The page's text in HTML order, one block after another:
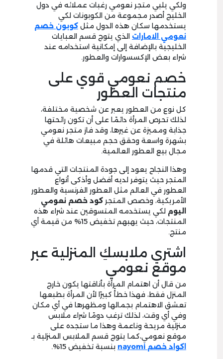
ولكي يلبي متجر نعومي رغبات عملائه في دول
الخليج أصدر مجموعة من الكوبونات لكي
يستخدمها سكان هذه الدول مثل كوبون خصم
نعومي الامارات الذي يتوج قسم العبايات
الخليجية بالإضافة إلى إمكانية استخدامه عند
شراء بعض الإكسسوارات والعطور.
خصم نعومي قوي على
منتجات العطور
كل نوع من العطور يعبر عن شخصية مختلفة،
لذلك تحرص المرأة دائمًا على أن تكون رائحتها
جذابة ومميزة عن غيرها، وقد فاز متجر نعومي
بشهرة واسعة وحقق حجم مبيعات هائلة في
مجال بيع العطور العالمية.
وهذا النجاح يعود إلى جودة المنتجات التي قدمها
المتجر حيث يتوفر لديه أفضل وأذكى أنواع
العطور في العالم مثل العطور الفرنسية والعطور
الأمريكية، وخصص المتجر كود خصم نعومي
اليوم لكي يستخدمه المتسوقين عند شراء هذه
المنتجات، حيث يهبهم تخفيض 15% من قيمة أي
منتج.
اشتري ملابسكِ المنزلية عبر
موقع نعومي
من قال أن اهتمام المرأة بأناقتها يكون خارج
المنزل فقط، فهذا خطأً كبيرًا لأن المرأة بطبعها
تعشق الاهتمام بجمالها ومظهرها في أي مكان
وفي أي وقت، لذلك ترغب دومًا شراء ملابس
منزلية مريحة وناعمة وهذا ما ستجده على
موقع نعومي،كما يتوج قسم الملابس المنزلية بـ
اكواد خصم
بنسبة تخفيض 15%.